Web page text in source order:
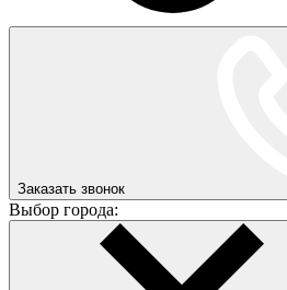
Заказать звонок
Выбор города: